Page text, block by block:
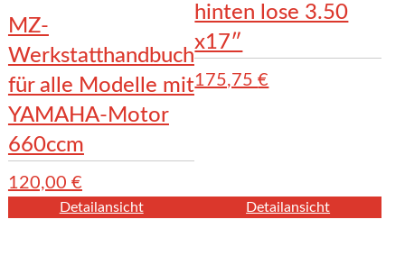
MZ-
Werkstatthandbuch
für alle Modelle mit
YAMAHA-Motor
660ccm
120,00 €
Detailansicht
hinten lose 3.50
x17″
175,75€
Detailansicht